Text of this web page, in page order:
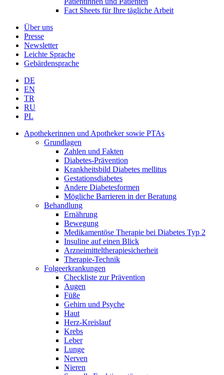
Fact Sheets für Ihre tägliche Arbeit
Über uns
Presse
Newsletter
Leichte Sprache
Gebärdensprache
DE
EN
TR
RU
PL
Apothekerinnen und Apotheker sowie PTAs
Grundlagen
Zahlen und Fakten
Diabetes-Prävention
Krankheitsbild Diabetes mellitus
Gestationsdiabetes
Andere Diabetesformen
Mögliche Barrieren in der Beratung
Behandlung
Ernährung
Bewegung
Medikamentöse Therapie bei Diabetes Typ 2
Insuline auf einen Blick
Arzneimitteltherapie­sicherheit
Therapie-Technik
Fol­ge­er­kran­kun­gen
Checkliste zur Prävention
Augen
Füße
Gehirn und Psyche
Haut
Herz-Kreislauf
Krebs
Leber
Lunge
Nerven
Nieren